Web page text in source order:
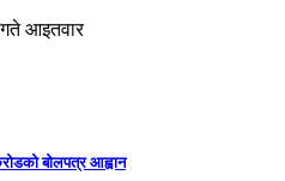
आइतवार
बोलपत्र आह्वान